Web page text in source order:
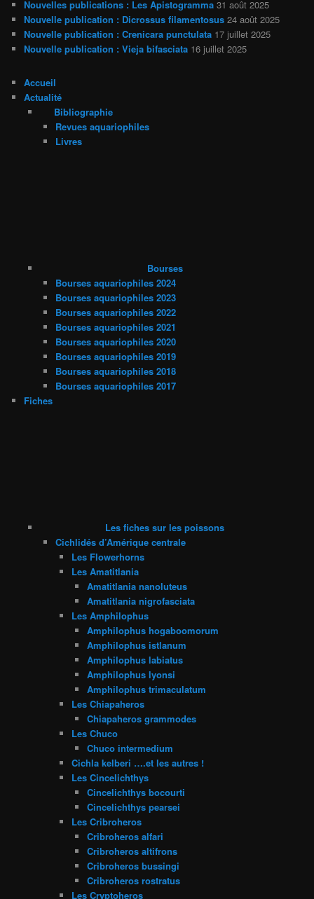
Nouvelles publications : Les Apistogramma 31 août 2025
Nouvelle publication : Dicrossus filamentosus 24 août 2025
Nouvelle publication : Crenicara punctulata 17 juillet 2025
Nouvelle publication : Vieja bifasciata 16 juillet 2025
Accueil
Actualité
Bibliographie
Revues aquariophiles
Livres
Bourses
Bourses aquariophiles 2024
Bourses aquariophiles 2023
Bourses aquariophiles 2022
Bourses aquariophiles 2021
Bourses aquariophiles 2020
Bourses aquariophiles 2019
Bourses aquariophiles 2018
Bourses aquariophiles 2017
Fiches
Les fiches sur les poissons
Cichlidés d’Amérique centrale
Les Flowerhorns
Les Amatitlania
Amatitlania nanoluteus
Amatitlania nigrofasciata
Les Amphilophus
Amphilophus hogaboomorum
Amphilophus istlanum
Amphilophus labiatus
Amphilophus lyonsi
Amphilophus trimaculatum
Les Chiapaheros
Chiapaheros grammodes
Les Chuco
Chuco intermedium
Cichla kelberi ….et les autres !
Les Cincelichthys
Cincelichthys bocourti
Cincelichthys pearsei
Les Cribroheros
Cribroheros alfari
Cribroheros altifrons
Cribroheros bussingi
Cribroheros rostratus
Les Cryptoheros